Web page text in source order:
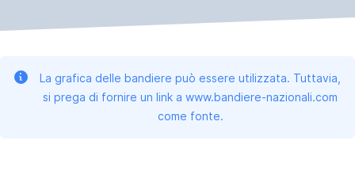
La grafica delle bandiere può essere utilizzata. Tuttavia,
si prega di fornire un link a www.bandiere-nazionali.com
come fonte.